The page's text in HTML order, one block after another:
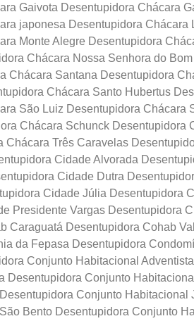
Gaivota Desentupidora Chácara
japonesa Desentupidora
Monte Alegre Desentupidora
Chácara Nossa Senhora do
Chácara Santana Desentupidora
Chácara Santo Hubertus
São Luiz Desentupidora Chácara
Chácara Schunck Desentupidora
Chácara Três Caravelas
Cidade Alvorada
Cidade Dutra
Cidade Júlia Desentupidora
Presidente Vargas Desentupidora
Caraguatá Desentupidora Cohab
da Fepasa Desentupidora
Conjunto Habitacional
Desentupidora Conjunto
Conjunto
Bento Desentupidora Conjunto